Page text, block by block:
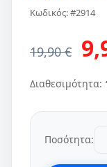
Κωδικός: #2914
19,90 €
Διαθεσιμότητα:
Ποσότητα: